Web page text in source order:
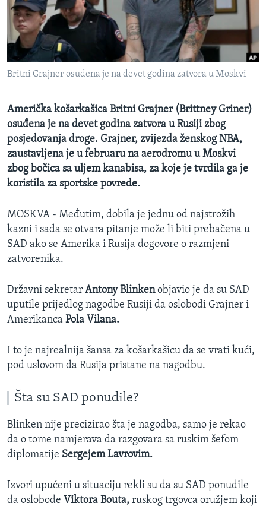
MAGAZIN
O GLASU AMERIKE
Learning English
Jezici
Britni Grajner osuđena je na devet godina zatvora u Moskvi
Američka košarkašica Britni Grajner (Brittney Griner)
osuđena je na devet godina zatvora u Rusiji zbog
posjedovanja droge. Grajner, zvijezda ženskog NBA,
zaustavljena je u februaru na aerodromu u Moskvi
zbog bočica sa uljem kanabisa, za koje je tvrdila ga je
koristila za sportske povrede.
MOSKVA - Međutim, dobila je jednu od najstrožih
kazni i sada se otvara pitanje može li biti prebačena u
SAD ako se Amerika i Rusija dogovore o razmjeni
zatvorenika.
Državni sekretar Antony Blinkenobjavio je da su SAD
uputile prijedlog nagodbe Rusiji da oslobodi Grajner i
Amerikanca Pola Vilana.
I to je najrealnija šansa za košarkašicu da se vrati kući,
pod uslovom da Rusija pristane na nagodbu.
Šta su SAD ponudile?
Blinken nije precizirao šta je nagodba, samo je rekao
da o tome namjerava da razgovara sa ruskim šefom
diplomatije Sergejem Lavrovim.
Izvori upućeni u situaciju rekli su da su SAD ponudile
da oslobode Viktora Bouta, ruskog trgovca oružjem koji